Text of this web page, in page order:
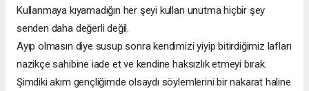
Kullanmaya kıyamadığın her şeyi kullan unutma hiçbir şey
senden daha değerli değil.
Ayıp olmasın diye susup sonra kendimizi yiyip bitirdiğimiz lafları
nazikçe sahibine iade et ve kendine haksızlık etmeyi bırak.
Şimdiki akım gençliğimde olsaydı söylemlerini bir nakarat haline